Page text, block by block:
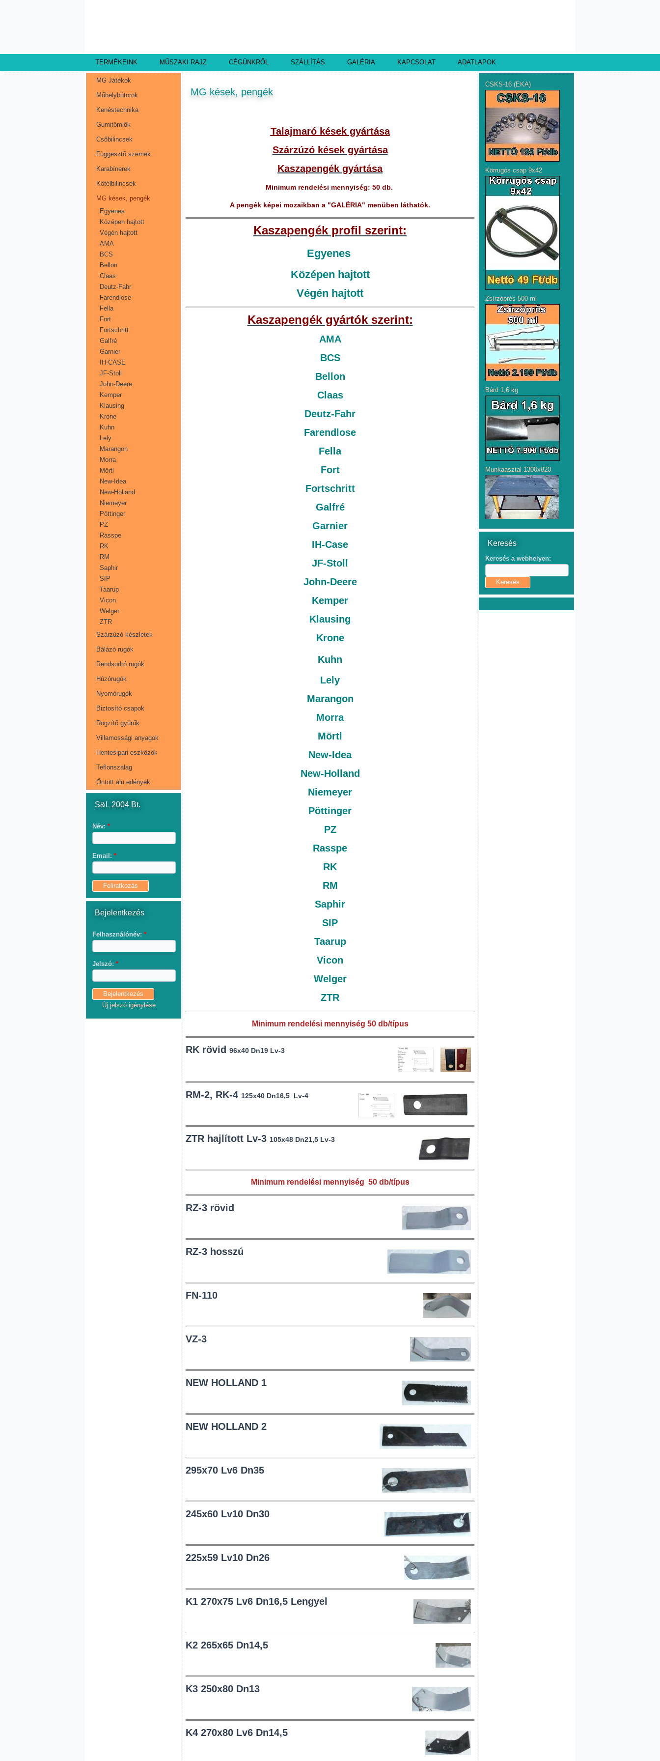
TERMÉKEINK MŰSZAKI RAJZ CÉGÜNKRŐL SZÁLLÍTÁS GALÉRIA KAPCSOLAT ADATLAPOK
MG Játékok
Műhelybútorok
Kenéstechnika
Gumitömlők
Csőbilincsek
Függesztő szemek
Karabínerek
Kötélbilincsek
MG kések, pengék
Egyenes
Középen hajtott
Végén hajtott
AMA
BCS
Bellon
Claas
Deutz-Fahr
Farendlose
Fella
Fort
Fortschritt
Galfré
Garnier
IH-CASE
JF-Stoll
John-Deere
Kemper
Klausing
Krone
Kuhn
Lely
Marangon
Morra
Mörtl
New-Idea
New-Holland
Niemeyer
Pöttinger
PZ
Rasspe
RK
RM
Saphir
SIP
Taarup
Vicon
Welger
ZTR
Szárzúzó készletek
Bálázó rugók
Rendsodró rugók
Húzórugók
Nyomórugók
Biztosító csapok
Rögzítő gyűrűk
Villamossági anyagok
Hentesipari eszközök
Teflonszalag
Öntött alu edények
S&L 2004 Bt.
Név: *
Email: *
Bejelentkezés
Felhasználónév: *
Jelszó: *
Új jelszó igénylése
MG kések, pengék
Talajmaró kések gyártása
Szárzúzó kések gyártása
Kaszapengék gyártása
Minimum rendelési mennyiség: 50 db.
A pengék képei mozaikban a "GALÉRIA" menüben láthatók.
Kaszapengék profil szerint:
Egyenes
Középen hajtott
Végén hajtott
Kaszapengék gyártók szerint:
AMA
BCS
Bellon
Claas
Deutz-Fahr
Farendlose
Fella
Fort
Fortschritt
Galfré
Garnier
IH-Case
JF-Stoll
John-Deere
Kemper
Klausing
Krone
Kuhn
Lely
Marangon
Morra
Mörtl
New-Idea
New-Holland
Niemeyer
Pöttinger
PZ
Rasspe
RK
RM
Saphir
SIP
Taarup
Vicon
Welger
ZTR
Minimum rendelési mennyiség 50 db/típus
RK rövid 96x40 Dn19 Lv-3
RM-2, RK-4 125x40 Dn16,5 Lv-4
ZTR hajlított Lv-3 105x48 Dn21,5 Lv-3
Minimum rendelési mennyiség 50 db/típus
RZ-3 rövid
RZ-3 hosszú
FN-110
VZ-3
NEW HOLLAND 1
NEW HOLLAND 2
295x70 Lv6 Dn35
245x60 Lv10 Dn30
225x59 Lv10 Dn26
K1 270x75 Lv6 Dn16,5 Lengyel
K2 265x65 Dn14,5
K3 250x80 Dn13
K4 270x80 Lv6 Dn14,5
CSKS-16 (EKA)
Körrugós csap 9x42
Zsírzóprés 500 ml
Bárd 1,6 kg
Munkaasztal 1300x820
Keresés
Keresés a webhelyen: